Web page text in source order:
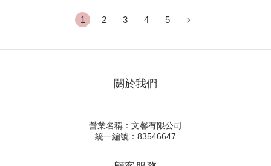
1 2 3 4 5
關於我們
營業名稱：文馨有限公司
統一編號：83546647